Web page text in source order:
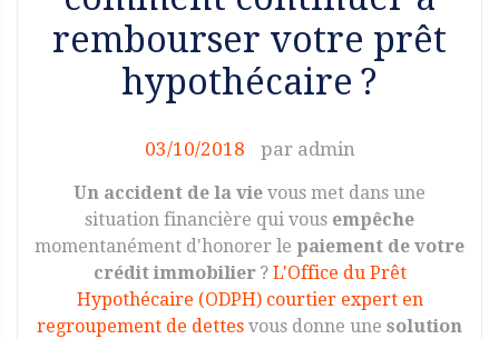
rembourser votre prêt
hypothécaire ?
03/10/2018 par admin
Un accident de la vie vous met dans une
situation financière qui vous empêche
momentanément d'honorer le paiement de votre
crédit immobilier? L'Office du Prêt
Hypothécaire (ODPH) courtier expert en
regroupement de dettes vous donne une solution